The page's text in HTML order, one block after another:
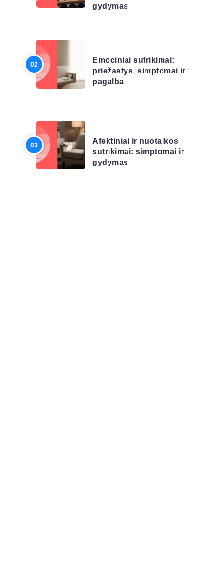
gydymas
Emociniai sutrikimai:
priežastys, simptomai ir
pagalba
Afektiniai ir nuotaikos
sutrikimai: simptomai ir
gydymas